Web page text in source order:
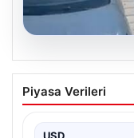
05.08.2026
Yalova’da
Komik ve
Mahallesi Ufuk
Piyasa Verileri